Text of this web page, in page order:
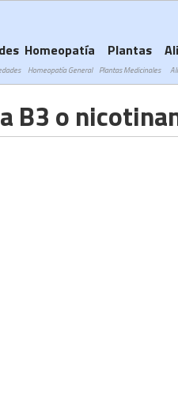
B3 o
Homeopatía
Homeopatía General
Plantas
Plantas Medicinales